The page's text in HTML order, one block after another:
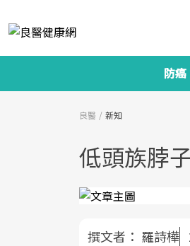
防癌
良醫 新知
低頭族脖
撰文者： 羅詩樺